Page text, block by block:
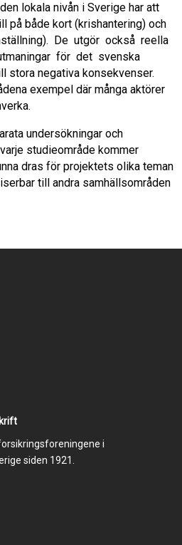
lokala nivån i Sverige har att
på både kort (krishantering) och
De utgör också reella
för det svenska
stora negativa konsekvenser.
exempel där många aktörer
undersökningar och
studieområde kommer
dras för projektets olika teman
till andra samhällsområden
i
siden 1921.